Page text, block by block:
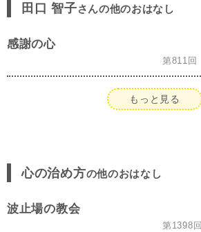
田口 智子さんの他のおはなし
感謝の心
第811回
もっと見る
心の治め方の他のおはなし
波止場の教会
第1398回